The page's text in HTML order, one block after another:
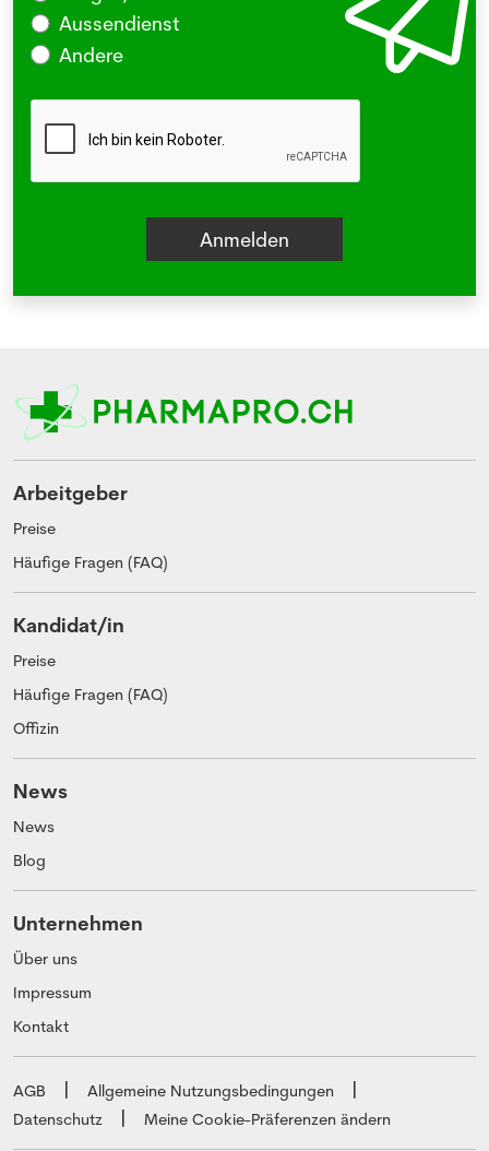
Aussendienst
Andere
Arbeitgeber
Preise
Häufige Fragen (FAQ)
Kandidat/in
Preise
Häufige Fragen (FAQ)
Offizin
News
News
Blog
Unternehmen
Über uns
Impressum
Kontakt
AGB
Allgemeine Nutzungsbedingungen
Datenschutz
Meine Cookie-Präferenzen ändern